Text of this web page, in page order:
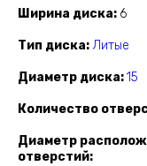
Ширина диска 6
Тип диска Литые
Диаметр диска 15
Количество
Диаметр
отверстий